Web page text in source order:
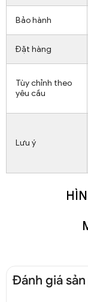
Bảo hành
Đặt hàng
Tùy chỉnh theo
yêu cầu
Lưu ý
Đánh giá